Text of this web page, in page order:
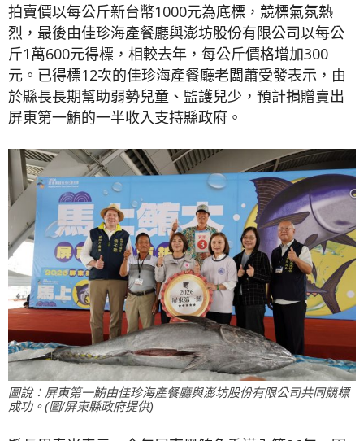
拍賣價以每公斤新台幣1000元為底標，競標氣氛熱
烈，最後由佳珍海產餐廳與澎坊股份有限公司以每公
斤1萬600元得標，相較去年，每公斤價格增加300
元。已得標12次的佳珍海產餐廳老闆蕭受發表示，由
於縣長長期幫助弱勢兒童、監護兒少，預計捐贈賣出
屏東第一鮪的一半收入支持縣政府。
圖說：屏東第一鮪由佳珍海產餐廳與澎坊股份有限公司共同競標
成功。(圖/屏東縣政府提供)